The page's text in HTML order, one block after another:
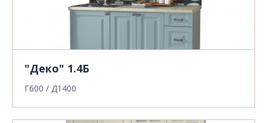
"Деко" 1.4Б
Г600 / Д1400